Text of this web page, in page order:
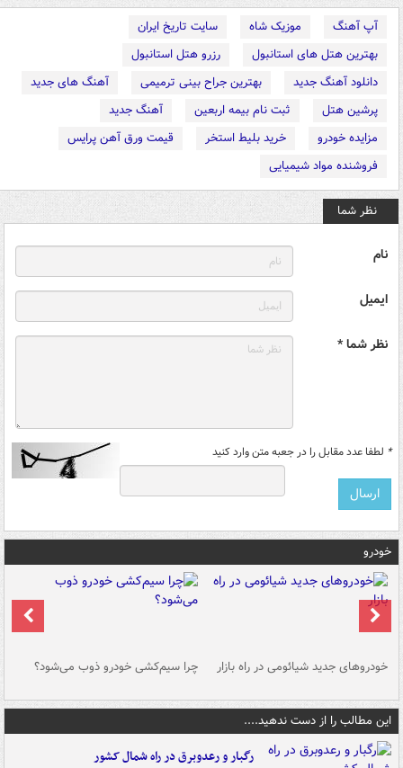
آپ آهنگ موزیک شاه
سایت تاریخ ایران
بهترین هتل های استانبول
رزرو هتل استانبول
دانلود آهنگ جدید
بهترین جراح بینی ترمیمی
آهنگ های جدید
پرشین هتل
ثبت نام بیمه اربعین
آهنگ جدید
مزایده خودرو
خرید بلیط استخر
قیمت ورق آهن پرایس
فروشنده مواد شیمیایی
نظر شما
نام
ایمیل
نظر شما *
* لطفا عدد مقابل را در جعبه متن وارد کنید
خودرو
خودروهای جدید شیائومی در راه بازار چرا سیم‌کشی خودرو ذوب می‌شود؟
این مطالب را از دست ندهید....
رگبار و رعدوبرق در راه شمال کشور